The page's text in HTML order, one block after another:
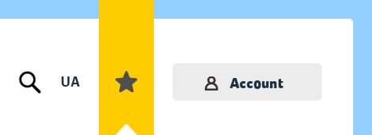
UA Account